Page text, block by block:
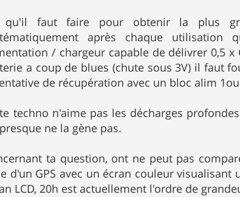
qu'il faut faire pour obtenir la plus
après chaque
/ chargeur capable de délivrer 0,5
a coup de blues (chute sous 3V) il faut
de récupération avec un bloc alim
techno n'aime pas les décharges
ne la gène pas.
ta question, ont ne peut pas
d'un GPS avec un écran couleur
LCD, 20h est actuellement l'ordre de